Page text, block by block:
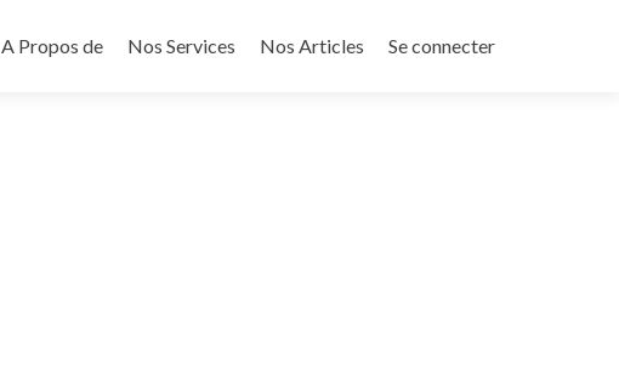
A Propos de Nos Services Nos Articles Se connecter